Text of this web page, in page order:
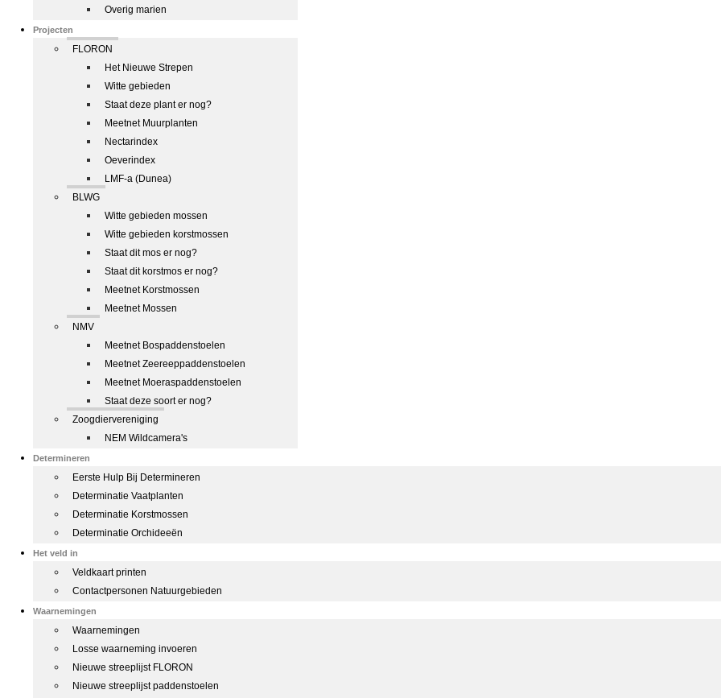
Overig marien
Projecten
FLORON
Het Nieuwe Strepen
Witte gebieden
Staat deze plant er nog?
Meetnet Muurplanten
Nectarindex
Oeverindex
LMF-a (Dunea)
BLWG
Witte gebieden mossen
Witte gebieden korstmossen
Staat dit mos er nog?
Staat dit korstmos er nog?
Meetnet Korstmossen
Meetnet Mossen
NMV
Meetnet Bospaddenstoelen
Meetnet Zeereeppaddenstoelen
Meetnet Moeraspaddenstoelen
Staat deze soort er nog?
Zoogdiervereniging
NEM Wildcamera's
Determineren
Eerste Hulp Bij Determineren
Determinatie Vaatplanten
Determinatie Korstmossen
Determinatie Orchideeën
Het veld in
Veldkaart printen
Contactpersonen Natuurgebieden
Waarnemingen
Waarnemingen
Losse waarneming invoeren
Nieuwe streeplijst FLORON
Nieuwe streeplijst paddenstoelen